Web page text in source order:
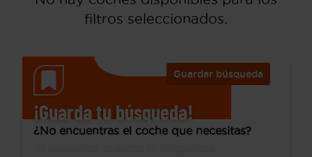
filtros seleccionados.
Guardar búsqueda
¡Guarda tu búsqueda!
¿No encuentras el coche que necesitas?